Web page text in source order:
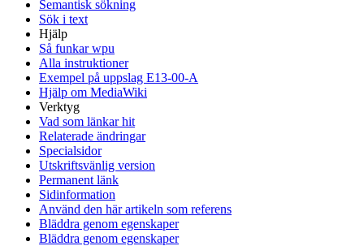
Semantisk sökning
Sök i text
Hjälp
Så funkar wpu
Alla instruktioner
Exempel på uppslag E13-00-A
Hjälp om MediaWiki
Verktyg
Vad som länkar hit
Relaterade ändringar
Specialsidor
Utskriftsvänlig version
Permanent länk
Sidinformation
Använd den här artikeln som referens
Bläddra genom egenskaper
Bläddra genom egenskaper